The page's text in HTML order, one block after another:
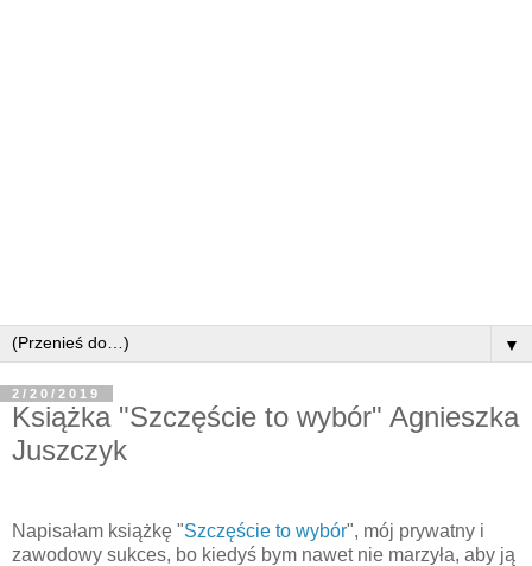
▼
2/20/2019
Książka "Szczęście to wybór" Agnieszka
Juszczyk
Napisałam książkę "Szczęście to wybór", mój prywatny i
zawodowy sukces, bo kiedyś bym nawet nie marzyła, aby ją